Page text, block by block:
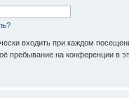
входить при каждом
пребывание на конференции в